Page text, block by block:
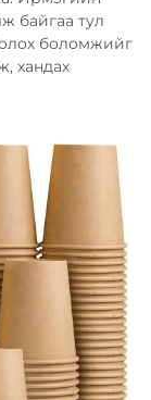
байгаа тул
боломжийг
хандах